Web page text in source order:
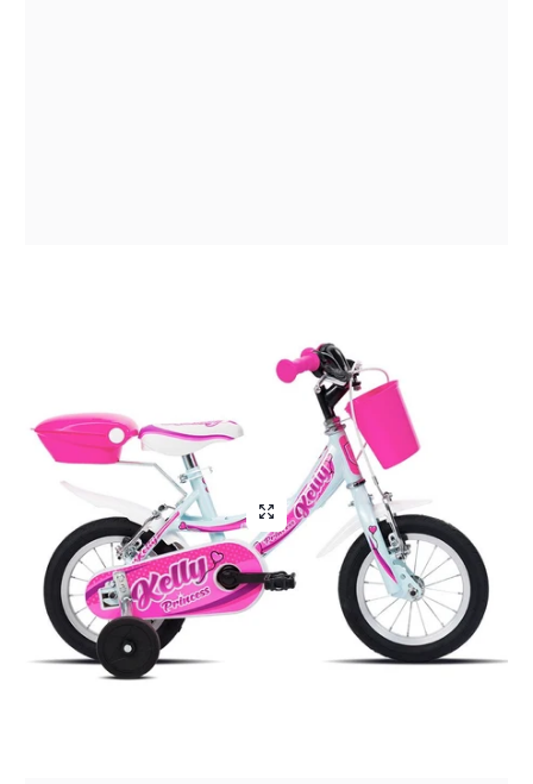
uesto sito si è
rivelato davvero
affidabile: i prodotti
sono di ottima qualità
e la spedizione è
stata veloce. Sono
molto contenta di
aver acquistato da
loro e sicuramente lo
farò di nuovo!